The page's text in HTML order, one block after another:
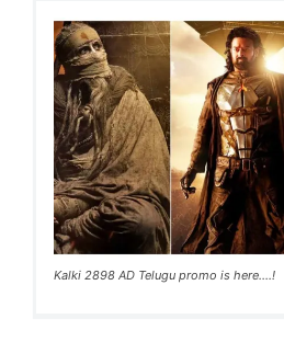
Kalki 2898 AD Telugu promo is here....!